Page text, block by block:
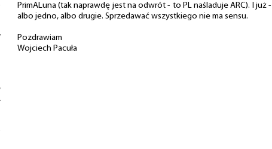
PrimALuna (tak naprawdę jest na odwrót - to PL naśladuje ARC). I już -
albo jedno, albo drugie. Sprzedawać wszystkiego nie ma sensu.
Pozdrawiam
Wojciech Pacuła